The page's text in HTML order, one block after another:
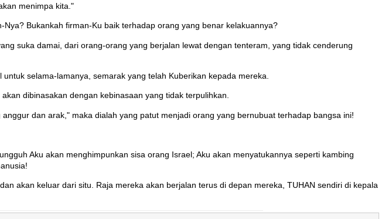
menimpa kita."
Bukankah firman-Ku baik terhadap orang yang benar kelakuannya?
suka damai, dari orang-orang yang berjalan lewat dengan tenteram, yang tidak cenderung
selama-lamanya, semarak yang telah Kuberikan kepada mereka.
dibinasakan dengan kebinasaan yang tidak terpulihkan.
dan arak," maka dialah yang patut menjadi orang yang bernubuat terhadap bangsa ini!
Aku akan menghimpunkan sisa orang Israel; Aku akan menyatukannya seperti kambing
akan keluar dari situ. Raja mereka akan berjalan terus di depan mereka, TUHAN sendiri di kepala